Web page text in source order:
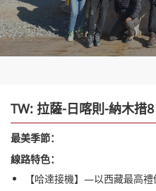
TW: 拉薩-日喀則-納木措8
最美季節：
線路特色：
【哈達接機】—以西藏最高